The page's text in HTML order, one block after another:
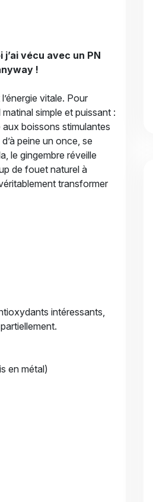
vécu avec un PN
!
vitale. Pour
simple et puissant :
boissons stimulantes
peine un once, se
le gingembre réveille
de fouet naturel à
transformer
intéressants,
en métal)